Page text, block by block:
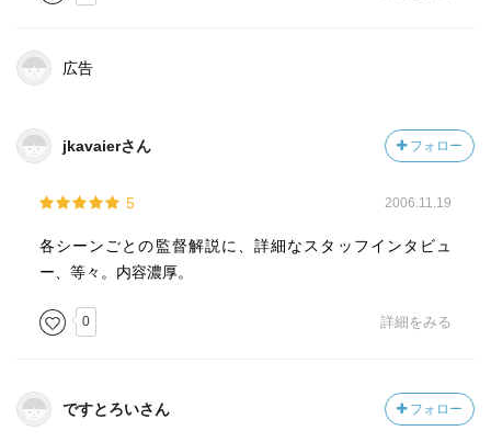
広告
jkavaierさん フォロー
5 2006.11.19
各シーンごとの監督解説に、詳細なスタッフインタビュ
ー、等々。内容濃厚。
0 詳細をみる
ですとろいさん フォロー